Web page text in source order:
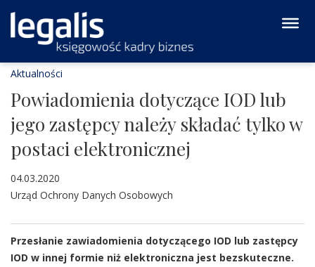
Aktualności
Powiadomienia dotyczące IOD lub
jego zastępcy należy składać tylko w
postaci elektronicznej
04.03.2020
Urząd Ochrony Danych Osobowych
Przesłanie zawiadomienia dotyczącego IOD lub zastępcy
IOD w innej formie niż elektroniczna jest bezskuteczne.